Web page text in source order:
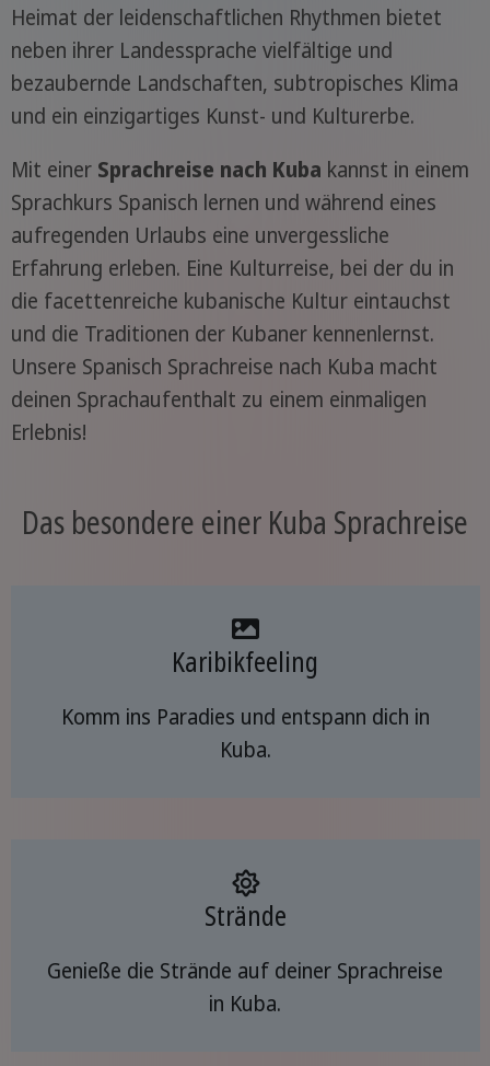
Heimat der leidenschaftlichen Rhythmen bietet
neben ihrer Landessprache vielfältige und
bezaubernde Landschaften, subtropisches Klima
und ein einzigartiges Kunst- und Kulturerbe.
Mit einer Sprachreise nach Kuba kannst in einem
Sprachkurs Spanisch lernen und während eines
aufregenden Urlaubs eine unvergessliche
Erfahrung erleben. Eine Kulturreise, bei der du in
die facettenreiche kubanische Kultur eintauchst
und die Traditionen der Kubaner kennenlernst.
Unsere Spanisch Sprachreise nach Kuba macht
deinen Sprachaufenthalt zu einem einmaligen
Erlebnis!
Das besondere einer Kuba Sprachreise
Karibikfeeling
Komm ins Paradies und entspann dich in
Kuba.
Strände
Genieße die Strände auf deiner Sprachreise
in Kuba.